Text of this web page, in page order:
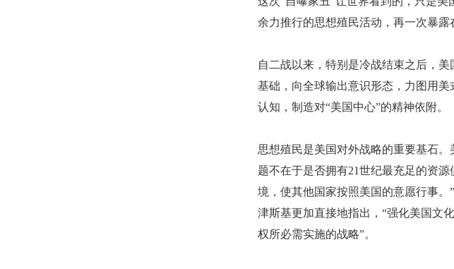
余力推行的思想殖民活动，再一次暴露
自二战以来，特别是冷战结束之后，
基础，向全球输出意识形态，力图用
认知，制造对“美国中心”的精神依附。
思想殖民是美国对外战略的重要基石。
题不在于是否拥有21世纪最充足的资
境，使其他国家按照美国的意愿行事
津斯基更加直接地指出，“强化美国文
权所必需实施的战略”。